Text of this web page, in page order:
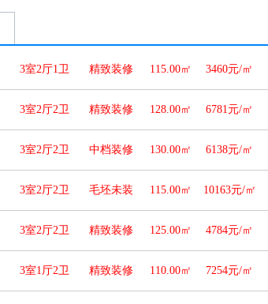
3室2厅1卫 精致装修 115.00㎡ 3460元/㎡
3室2厅2卫 精致装修 128.00㎡ 6781元/㎡
3室2厅2卫 中档装修 130.00㎡ 6138元/㎡
3室2厅2卫 毛坯未装 115.00㎡ 10163元/㎡
3室2厅2卫 精致装修 125.00㎡ 4784元/㎡
3室1厅2卫 精致装修 110.00㎡ 7254元/㎡